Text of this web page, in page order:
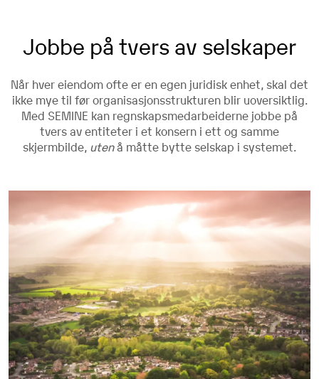
Jobbe på tvers av selskaper
Når hver eiendom ofte er en egen juridisk enhet, skal det
ikke mye til før organisasjonsstrukturen blir uoversiktlig.
Med SEMINE kan regnskapsmedarbeiderne jobbe på
tvers av entiteter i et konsern i ett og samme
skjermbilde, utenå måtte bytte selskap i systemet.